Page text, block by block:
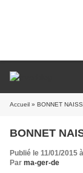
Accueil » BONNET
BONNET
Publié le 11/01/2015
Par ma-ger-de